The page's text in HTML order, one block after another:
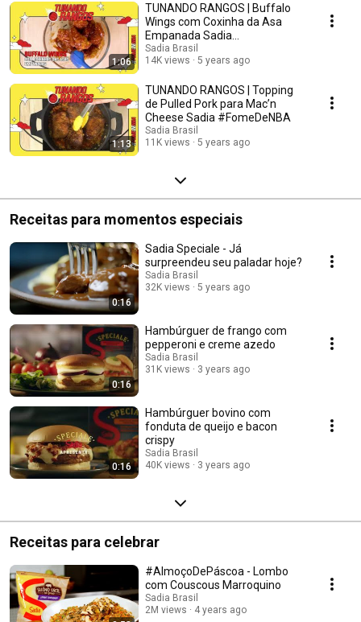
1:06
TUNANDO RANGOS | Buffalo
Wings com Coxinha da Asa
Empanada Sadia
#FomeDeNBA
Sadia Brasil
14K views
5 years ago
1:13
TUNANDO RANGOS | Topping
de Pulled Pork para Mac’n
Cheese Sadia #FomeDeNBA
Sadia Brasil
11K views
5 years ago
Receitas para momentos especiais
0:16
Sadia Speciale - Já
surpreendeu seu paladar hoje?
Sadia Brasil
32K views
5 years ago
0:16
Hambúrguer de frango com
pepperoni e creme azedo
Sadia Brasil
31K views
3 years ago
0:16
Hambúrguer bovino com
fonduta de queijo e bacon
crispy
Sadia Brasil
40K views
3 years ago
Receitas para celebrar
#AlmoçoDePáscoa - Lombo
com Couscous Marroquino
Sadia Brasil
2M views
4 years ago